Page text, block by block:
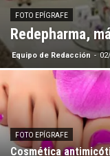
FOTO EPÍGRAFE
Redepharma,
Equipo de Redacción -
FOTO EPÍGRAFE
Cosmética